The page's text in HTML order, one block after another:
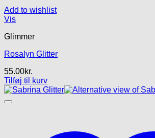
Add to wishlist
Vis
Glimmer
Rosalyn Glitter
55.00kr.
Tilføj til kurv